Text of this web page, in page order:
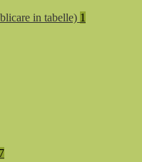
in tabelle) 1
7